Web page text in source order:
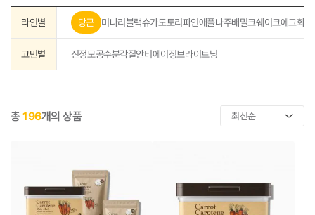
라인별 당근 미나리블랙슈가도토리파인애플나주배밀크쉐이크에그화이
고민별 진정모공수분각질안티에이징브라이트닝
총196개의 상품